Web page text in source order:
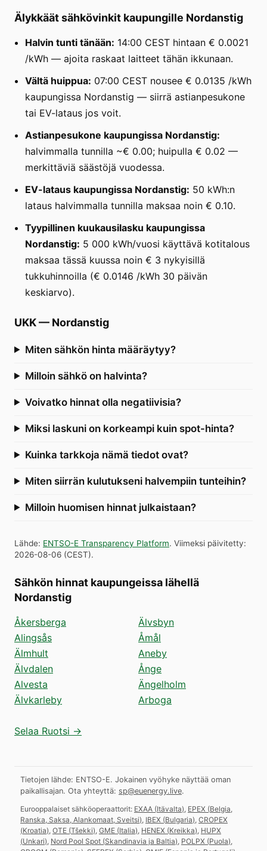
Älykkäät sähkövinkit kaupungille Nordanstig
Halvin tunti tänään: 14:00 CEST hintaan € 0.0021
/kWh — ajoita raskaat laitteet tähän ikkunaan.
Vältä huippua: 07:00 CEST nousee € 0.0135 /kWh
kaupungissa Nordanstig — siirrä astianpesukone
tai EV-lataus jos voit.
Astianpesukone kaupungissa Nordanstig:
halvimmalla tunnilla ~€ 0.00; huipulla € 0.02 —
merkittäviä säästöjä vuodessa.
EV-lataus kaupungissa Nordanstig: 50 kWh:n
lataus halvimmalla tunnilla maksaa noin € 0.10.
Tyypillinen kuukausilasku kaupungissa
Nordanstig: 5 000 kWh/vuosi käyttävä kotitalous
maksaa tässä kuussa noin € 3 nykyisillä
tukkuhinnoilla (€ 0.0146 /kWh 30 päivän
keskiarvo).
UKK— Nordanstig
Miten sähkön hinta määräytyy?
Milloin sähkö on halvinta?
Voivatko hinnat olla negatiivisia?
Miksi laskuni on korkeampi kuin spot-hinta?
Kuinka tarkkoja nämä tiedot ovat?
Miten siirrän kulutukseni halvempiin tunteihin?
Milloin huomisen hinnat julkaistaan?
Lähde: ENTSO-E Transparency Platform. Viimeksi päivitetty:
2026-08-06 (CEST).
Sähkön hinnat kaupungeissa lähellä
Nordanstig
Åkersberga
Alingsås
Älmhult
Älvdalen
Alvesta
Älvkarleby
Älvsbyn
Åmål
Aneby
Ånge
Ängelholm
Arboga
Selaa Ruotsi →
Tietojen lähde: ENTSO-E. Jokainen vyöhyke näyttää oman
paikallisajan. Ota yhteyttä: sp@euenergy.live.
Eurooppalaiset sähköoperaattorit: EXAA (Itävalta) EPEX (Belgia,
Ranska, Saksa, Alankomaat, Sveitsi) IBEX (Bulgaria) CROPEX
(Kroatia) OTE (Tšekki) GME (Italia) HENEX (Kreikka) HUPX
(Unkari) Nord Pool Spot (Skandinavia ja Baltia) POLPX (Puola)